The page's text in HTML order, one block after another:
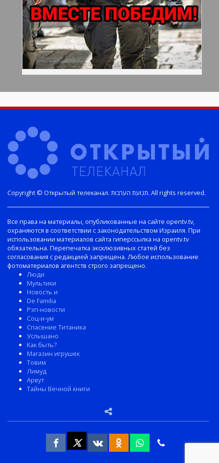
Copyright © Открытый телеканал. תנועת הערבות. All rights reserved.
Все права на материалы, опубликованные на сайте opentv.tv,
охраняются в соответствии с законодательством Израиля. При
использовании материалов сайта гиперссылка на opentv.tv
обязательна. Перепечатка эксклюзивных статей без
согласования с редакцией запрещена. Любое использование
фотоматериалов агентств строго запрещено.
Люди
Мультики
Новость и
De Familia
Рэп-новости
Соц-и-ум
Спасение Титаника
Услышано
Как быть?
Магазин игрушек
Товим
Лимуд
Арвут
Тайны Вечной книги